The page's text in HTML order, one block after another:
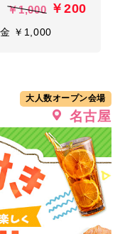
￥1,000 ￥200
￥1,000
大人数オープン会場
名古屋